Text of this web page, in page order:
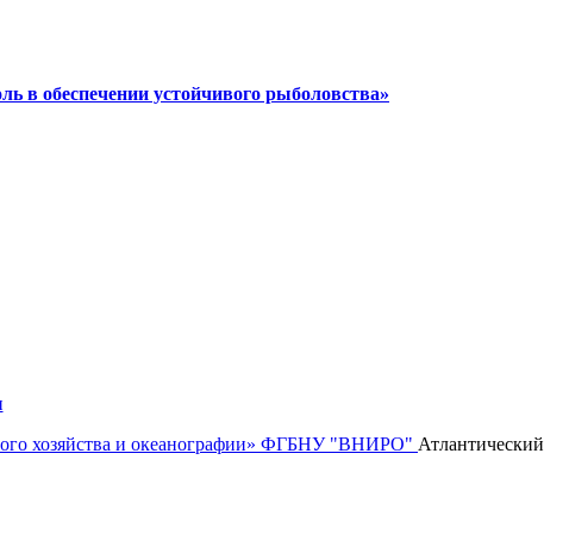
в обеспечении устойчивого рыболовства»
хозяйства и океанографии» ФГБНУ "ВНИРО" Атлантический